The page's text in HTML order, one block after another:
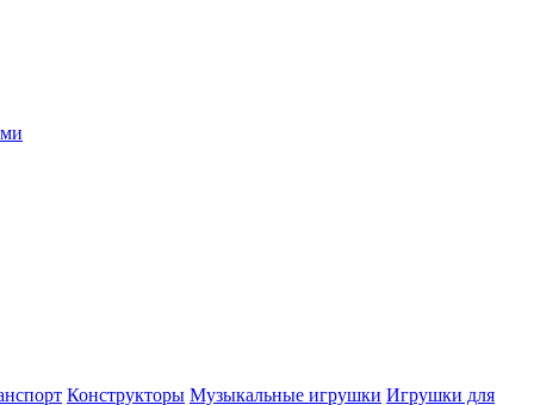
Конструкторы Музыкальные игрушки Игрушки для